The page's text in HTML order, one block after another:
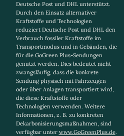
Deutsche Post und DHL unterstützt.
Durch den Einsatz alternativer
Kraftstoffe und Technologien
reduziert Deutsche Post und DHL den
Verbrauch fossiler Kraftstoffe im
Transportmodus und in Gebäuden, die
für die GoGreen Plus-Sendungen
genutzt werden. Dies bedeutet nicht
zwangsläufig, dass die konkrete
Sendung physisch mit Fahrzeugen
oder über Anlagen transportiert wird,
die diese Kraftstoffe oder
Technologien verwenden. Weitere
Informationen, z. B. zu konkreten
Dekarbonisierungsmaßnahmen, sind
verfügbar unter www.GoGreenPlus.de.